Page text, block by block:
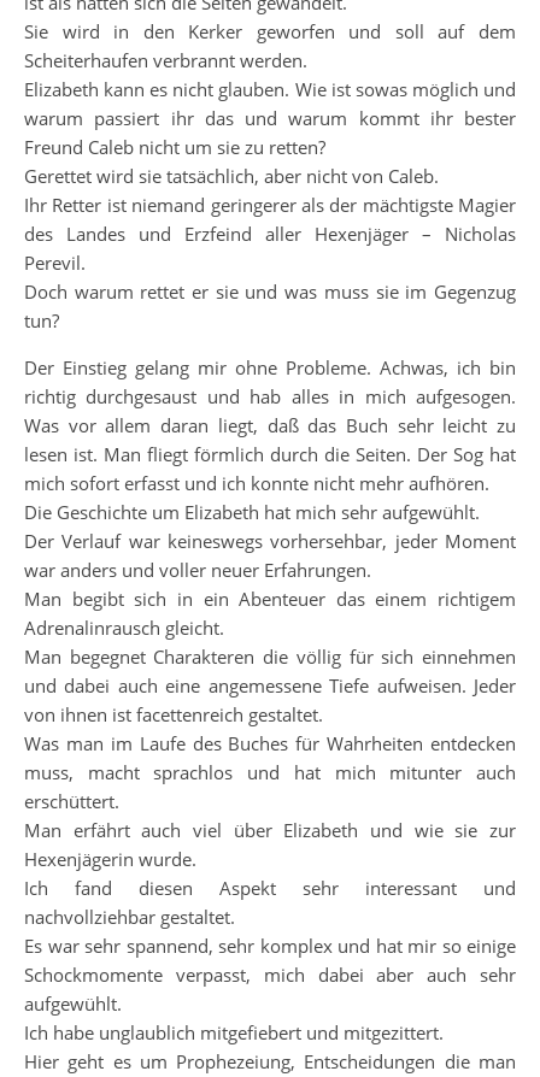
Sie wird in den Kerker geworfen und soll auf dem
Scheiterhaufen verbrannt werden.
Elizabeth kann es nicht glauben. Wie ist sowas möglich und
warum passiert ihr das und warum kommt ihr bester
Freund Caleb nicht um sie zu retten?
Gerettet wird sie tatsächlich, aber nicht von Caleb.
Ihr Retter ist niemand geringerer als der mächtigste Magier
des Landes und Erzfeind aller Hexenjäger – Nicholas
Perevil.
Doch warum rettet er sie und was muss sie im Gegenzug
tun?
Der Einstieg gelang mir ohne Probleme. Achwas, ich bin
richtig durchgesaust und hab alles in mich aufgesogen.
Was vor allem daran liegt, daß das Buch sehr leicht zu
lesen ist. Man fliegt förmlich durch die Seiten. Der Sog hat
mich sofort erfasst und ich konnte nicht mehr aufhören.
Die Geschichte um Elizabeth hat mich sehr aufgewühlt.
Der Verlauf war keineswegs vorhersehbar, jeder Moment
war anders und voller neuer Erfahrungen.
Man begibt sich in ein Abenteuer das einem richtigem
Adrenalinrausch gleicht.
Man begegnet Charakteren die völlig für sich einnehmen
und dabei auch eine angemessene Tiefe aufweisen. Jeder
von ihnen ist facettenreich gestaltet.
Was man im Laufe des Buches für Wahrheiten entdecken
muss, macht sprachlos und hat mich mitunter auch
erschüttert.
Man erfährt auch viel über Elizabeth und wie sie zur
Hexenjägerin wurde.
Ich fand diesen Aspekt sehr interessant und
nachvollziehbar gestaltet.
Es war sehr spannend, sehr komplex und hat mir so einige
Schockmomente verpasst, mich dabei aber auch sehr
aufgewühlt.
Ich habe unglaublich mitgefiebert und mitgezittert.
Hier geht es um Prophezeiung, Entscheidungen die man